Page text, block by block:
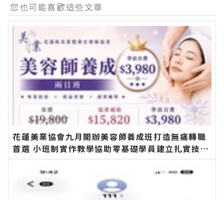
您也可能喜歡這些文章
花蓮美業協會九月開辦美容師養成班打造無痛轉職
首選 小班制實作教學協助零基礎學員建立扎實技術
邁向創業之路∣花蓮新聞網官方網站各類新聞－最
快速的今日新聞報導 最新的在地資訊！